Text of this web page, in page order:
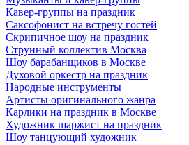
Кавер-группы на праздник
Саксофонист на встречу гостей
Скрипичное шоу на праздник
Струнный коллектив Москва
Шоу барабанщиков в Москве
Духовой оркестр на праздник
Народные инструменты
Артисты оригинального жанра
Карлики на праздник в Москве
Художник шаржист на праздник
Шоу танцующий художник